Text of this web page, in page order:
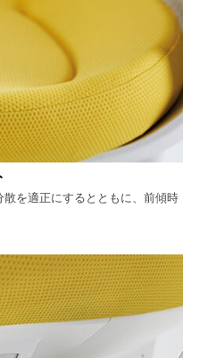
を適正にするとともに、前傾時